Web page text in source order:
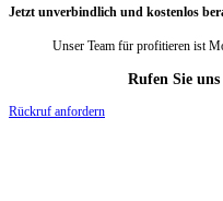
Jetzt unverbindlich und kostenlos
Unser Team für profitieren ist
Rufen Sie
Rückruf anfordern